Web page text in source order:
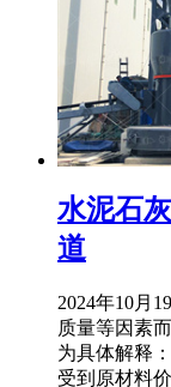
水泥石
道
2024年10月
质量等因素
为具体解释
受到原材料